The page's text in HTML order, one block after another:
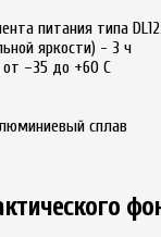
питания типа
яркости) - 3 ч
от –35 до +60 С
сплав